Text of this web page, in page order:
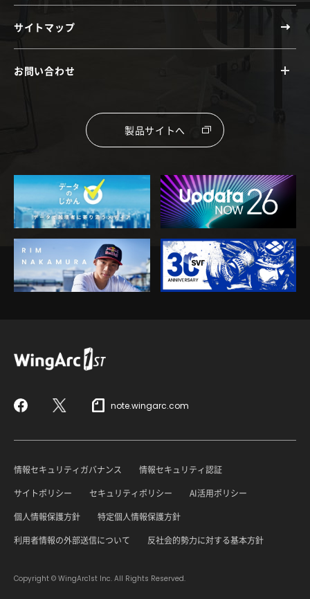
サイトマップ
お問い合わせ
製品サイトへ
FacebookX note.wingarc.com
情報セキュリティガバナンス
情報セキュリティ認証
サイトポリシー
セキュリティポリシー
AI活用ポリシー
個人情報保護方針
特定個人情報保護方針
利用者情報の外部送信について
反社会的勢力に対する基本方針
Copyright © WingArc1st Inc. All Rights Reserved.